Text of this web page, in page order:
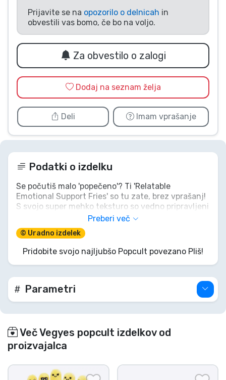
Prijavite se na opozorilo o delnicah in
obvestili vas bomo, če bo na voljo.
Za obvestilo o zalogi
Dodaj na seznam želja
Deli Imam vprašanje
Podatki o izdelku
Se počutiš malo 'popečeno'? Ti 'Relatable
Emotional Support Fries' so tu zate, brez vprašanj!
S svojo super mehko teksturo so vedno pripravljeni
poslušati, ponuditi tolažilni objem ali preprosto tiho
sedeti s tabo skozi vsako razpoloženje. Pozabi na
krivdo, ti krompirčki so 100% čustvena prehrana in
0% kalorij. Priskrbi si svoj mehak podporni sistem še
danes!
Preberi več
© Uradno izdelek
Pridobite svojo najljubšo Popcult povezano Pliš!
Parametri
Več Vegyes popcult izdelkov od
proizvajalca